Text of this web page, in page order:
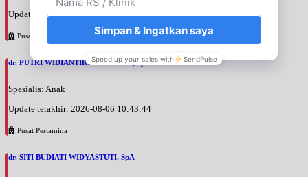
Update terakhir: 2026-08-06 10:46:34
Pusat Pertamina
dr. PUTRI WIDIANTIKA WIDARTO, SpA
Spesialis: Anak
Update terakhir: 2026-08-06 10:43:44
Pusat Pertamina
dr. SITI BUDIATI WIDYASTUTI, SpA